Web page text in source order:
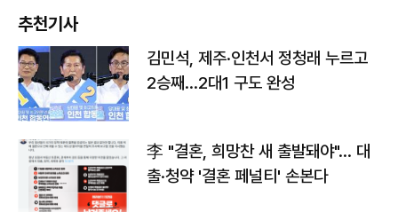
추천기사
김민석, 제주·인천서 정청래 누르고
2승째…2대1 구도 완성
李 "결혼, 희망찬 새 출발돼야"… 대
출·청약 '결혼 페널티' 손본다